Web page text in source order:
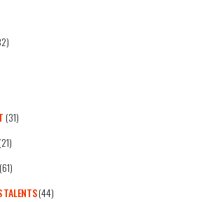
(31)
(61)
TALENTS(44)